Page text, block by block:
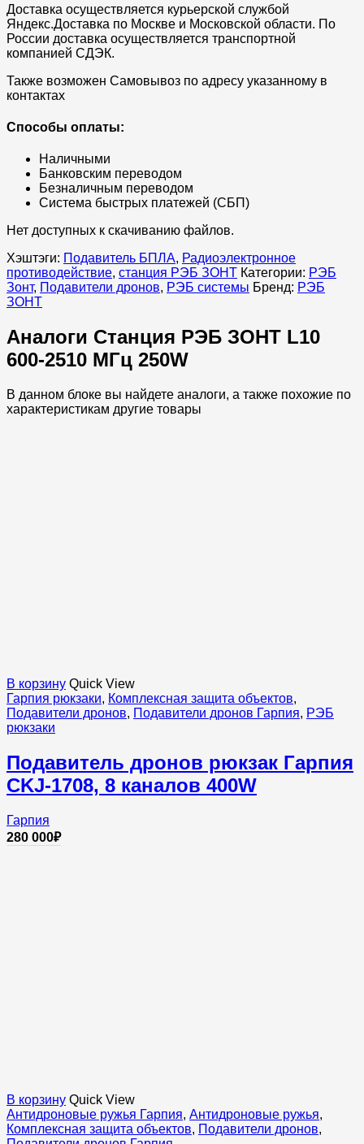
Доставка осуществляется курьерской службой
Яндекс.Доставка по Москве и Московской области. По
России доставка осуществляется транспортной
компанией СДЭК.
Также возможен Самовывоз по адресу указанному в
контактах
Способы оплаты:
Наличными
Банковским переводом
Безналичным переводом
Система быстрых платежей (СБП)
Нет доступных к скачиванию файлов.
Хэштэги: Подавитель БПЛА, Радиоэлектронное
противодействие, станция РЭБ ЗОНТ Категории: РЭБ
Зонт, Подавители дронов, РЭБ системы Бренд: РЭБ
ЗОНТ
Аналоги Станция РЭБ ЗОНТ L10
600-2510 МГц 250W
В данном блоке вы найдете аналоги, а также похожие по
характеристикам другие товары
В корзину Quick View
Гарпия рюкзаки, Комплексная защита объектов,
Подавители дронов, Подавители дронов Гарпия, РЭБ
рюкзаки
Подавитель дронов рюкзак Гарпия
CKJ-1708, 8 каналов 400W
Гарпия
280 000₽
В корзину Quick View
Антидроновые ружья Гарпия, Антидроновые ружья,
Комплексная защита объектов, Подавители дронов,